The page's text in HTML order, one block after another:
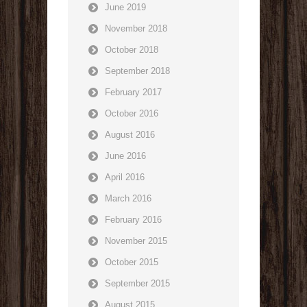
June 2019
November 2018
October 2018
September 2018
February 2017
October 2016
August 2016
June 2016
April 2016
March 2016
February 2016
November 2015
October 2015
September 2015
August 2015